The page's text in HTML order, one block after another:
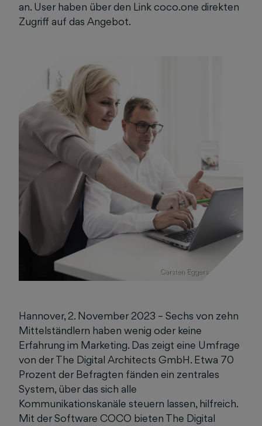
an. User haben über den Link coco.one direkten
Zugriff auf das Angebot.
Carsten Eggers - cekf.de
Hannover, 2. November 2023 – Sechs von zehn
Mittelständlern haben wenig oder keine
Erfahrung im Marketing. Das zeigt eine Umfrage
von der The Digital Architects GmbH. Etwa 70
Prozent der Befragten fänden ein zentrales
System, über das sich alle
Kommunikationskanäle steuern lassen, hilfreich.
Mit der Software COCO bieten The Digital